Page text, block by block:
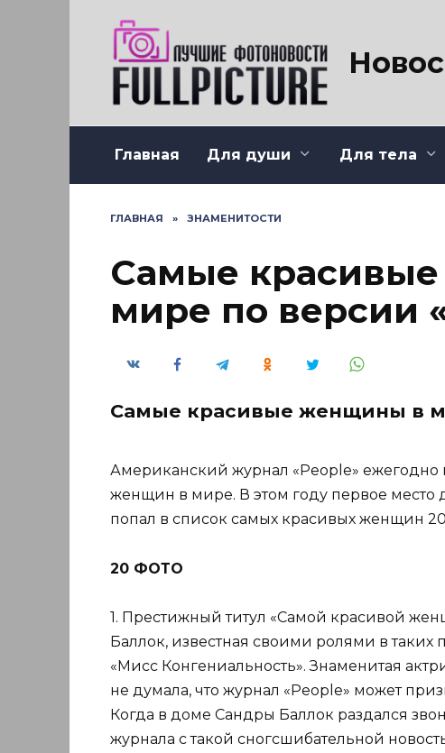
Главная Для души Для тела
ГЛАВНАЯ » ЗНАМЕНИТОСТИ
Самые
мире по версии
Самые красивые женщины в
Американский журнал «People» ежегодно
женщин в мире. В этом году первое место
попал в список самых красивых женщин
20 ФОТО
1. Престижный титул «Самой красивой
Баллок, известная своими ролями в таких
«Мисс Конгениальность». Знаменитая
не думала, что журнал «People» может
Когда в доме Сандры Баллок раздался
журнала с такой сногсшибательной